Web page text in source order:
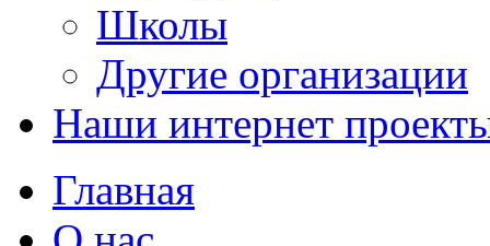
Школы
Другие организации
Наши интернет
Главная